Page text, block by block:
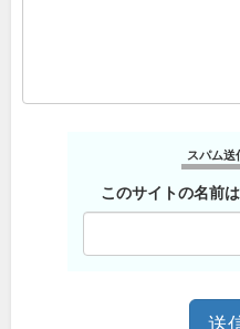
スパム送
このサイトの名前